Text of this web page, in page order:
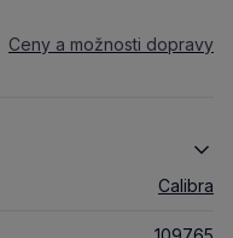
Ceny a možnosti dopravy
Calibra